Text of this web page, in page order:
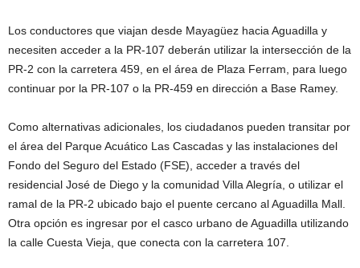
Los conductores que viajan desde Mayagüez hacia Aguadilla y
necesiten acceder a la PR-107 deberán utilizar la intersección de la
PR-2 con la carretera 459, en el área de Plaza Ferram, para luego
continuar por la PR-107 o la PR-459 en dirección a Base Ramey.
Como alternativas adicionales, los ciudadanos pueden transitar por
el área del Parque Acuático Las Cascadas y las instalaciones del
Fondo del Seguro del Estado (FSE), acceder a través del
residencial José de Diego y la comunidad Villa Alegría, o utilizar el
ramal de la PR-2 ubicado bajo el puente cercano al Aguadilla Mall.
Otra opción es ingresar por el casco urbano de Aguadilla utilizando
la calle Cuesta Vieja, que conecta con la carretera 107.